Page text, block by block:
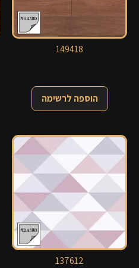
149418
הוספה לרשימה
137612